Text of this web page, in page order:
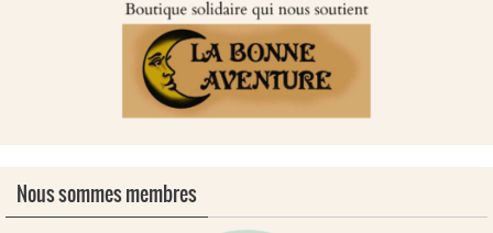
Nous sommes membres